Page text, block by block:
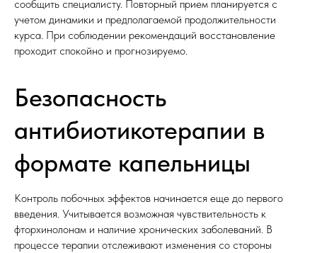
сообщить специалисту. Повторный прием планируется с
учетом динамики и предполагаемой продолжительности
курса. При соблюдении рекомендаций восстановление
проходит спокойно и прогнозируемо.
Безопасность
антибиотикотерапии в
формате капельницы
Контроль побочных эффектов начинается еще до первого
введения. Учитывается возможная чувствительность к
фторхинолонам и наличие хронических заболеваний. В
процессе терапии отслеживают изменения со стороны